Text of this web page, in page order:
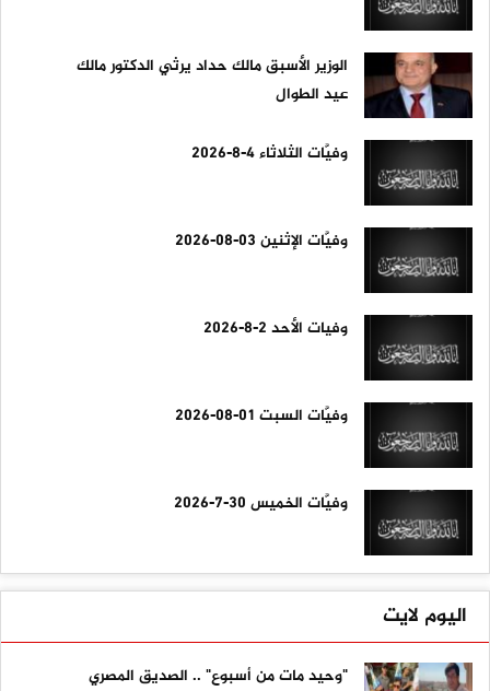
الوزير الأسبق مالك حداد يرثي الدكتور مالك
عيد الطوال
وفيَّات الثلاثاء 4-8-2026
وفيَّات الإثنين 03-08-2026
وفيات الأحد 2-8-2026
وفيَّات السبت 01-08-2026
وفيَّات الخميس 30-7-2026
اليوم لايت
"وحيد مات من أسبوع" .. الصديق المصري